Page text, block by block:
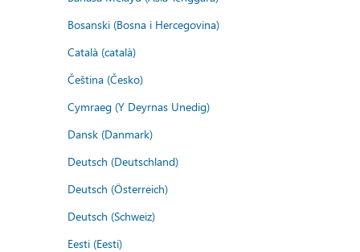
Bosanski (Bosna i Hercegovina)
Català (català)
Čeština (Česko)
Cymraeg (Y Deyrnas Unedig)
Dansk (Danmark)
Deutsch (Deutschland)
Deutsch (Österreich)
Deutsch (Schweiz)
Eesti (Eesti)